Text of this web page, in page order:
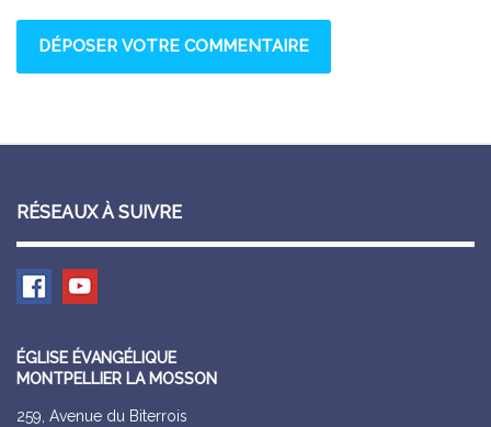
RÉSEAUX À SUIVRE
ÉGLISE ÉVANGÉLIQUE
MONTPELLIER LA MOSSON
259, Avenue du Biterrois